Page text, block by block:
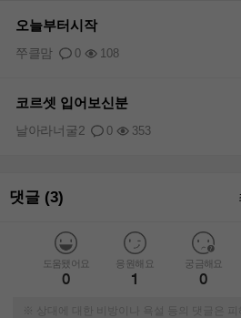
오늘부터시작
0 108
쭈클맘
코르셋 입어보신분
0 353
날아라너굴2
댓글 (3)
도움됐어요
0
응원해요
1
궁금해요
0
※ 상대에 대한 비방이나 욕설 등의 댓글은 피